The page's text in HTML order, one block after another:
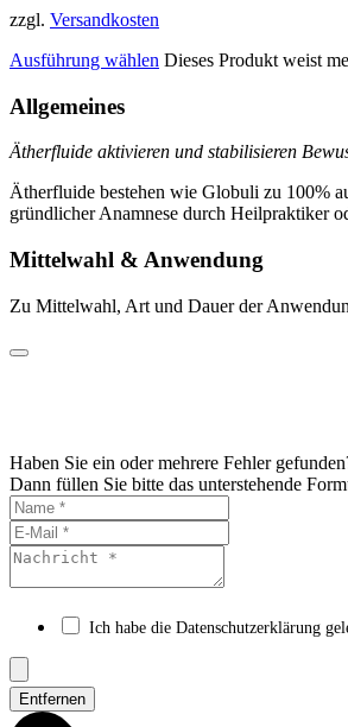
zzgl. Versandkosten
Ausführung wählen Dieses Produkt weist
Allgemeines
Ätherfluide aktivieren und stabilisieren
Ätherfluide bestehen wie Globuli zu 100%
gründlicher Anamnese durch Heilpraktiker
Mittelwahl & Anwendung
Zu Mittelwahl, Art und Dauer der
Haben Sie ein oder mehrere Fehler
Dann füllen Sie bitte das unterstehende
Ich habe die Datenschutzerklärung
Entfernen